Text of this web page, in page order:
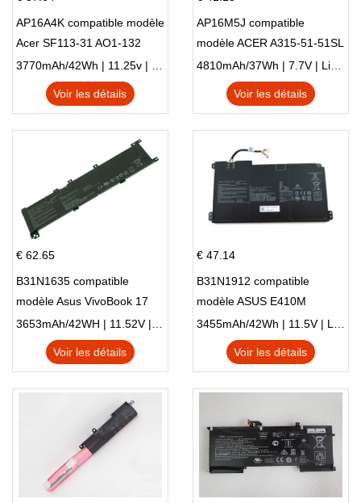
AP16A4K compatible modèle
Acer SF113-31 AO1-132
NE132
3770mAh/42Wh | 11.25v | Li-ion ...
Voir les détails
AP16M5J compatible
modèle ACER A315-51-51SL
N17Q1 SERIES
4810mAh/37Wh | 7.7V | Li-ion ...
Voir les détails
€ 62.65
B31N1635 compatible
modèle Asus VivoBook 17
X705NC X705UA X705UV
X705UN X705UD
3653mAh/42WH | 11.52V | Li-ion ...
Voir les détails
€ 47.14
B31N1912 compatible
modèle ASUS E410M
E410MA L410MA
3455mAh/42Wh | 11.5V | Li-ion ...
Voir les détails